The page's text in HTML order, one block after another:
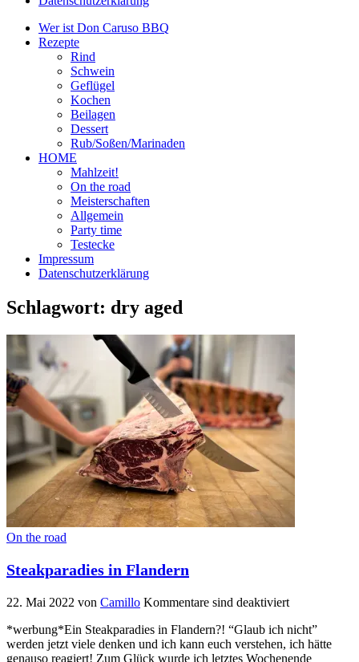
Wer ist Don Caruso BBQ
Rezepte
Rind
Schwein
Geflügel
Kochen
Beilagen
Dessert
Rub/Soßen/Marinaden
HOME
Mahlzeit!
On the road
Meisterschaften
Allgemein
Party time
Testecke
Impressum
Datenschutzerklärung
Schlagwort: dry aged
On the road
Steakparadies in Flandern
22. Mai 2022 von Camillo Kommentare sind deaktiviert
*werbung*Ein Steakparadies in Flandern?! “Glaub ich nicht”
werden jetzt viele denken und ich kann euch verstehen, ich hätte
genauso reagiert! Zum Glück wurde ich letztes Wochenende